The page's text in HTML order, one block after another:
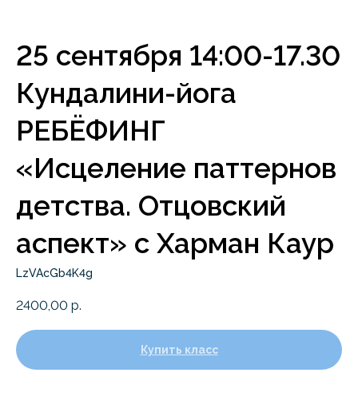
25 сентября 14:00-17.30
Кундалини-йога
РЕБЁФИНГ
«Исцеление паттернов
детства. Отцовский
аспект» с Харман Каур
LzVAcGb4K4g
2400,00 р.
Купить класс